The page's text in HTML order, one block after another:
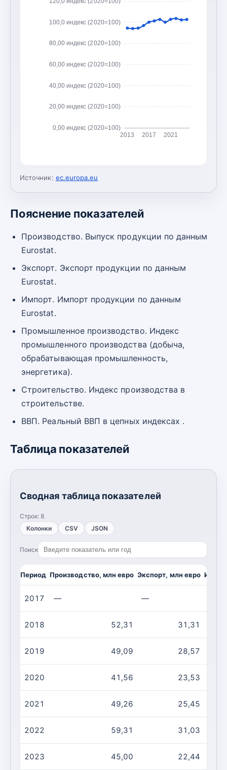
0,00 индекс (2020=100)
20,00 индекс (2020=100)
40,00 индекс (2020=100)
60,00 индекс (2020=100)
80,00 индекс (2020=100)
100,0 индекс (2020=100)
2013 2017 2021
Источник: ec.europa.eu
Пояснение показателей
Производство. Выпуск продукции по данным
Eurostat.
Экспорт. Экспорт продукции по данным
Eurostat.
Импорт. Импорт продукции по данным
Eurostat.
Промышленное производство. Индекс
промышленного производства (добыча,
обрабатывающая промышленность,
энергетика).
Строительство. Индекс производства в
строительстве.
ВВП. Реальный ВВП в цепных индексах .
Таблица показателей
Сводная таблица показателей
Строк: 8
Колонки
CSV JSON
Поиск
Период Производство, млн евро Экспорт, млн евро
2017 — —
2018 52,31 31,31
2019 49,09 28,57
2020 41,56 23,53
2021 49,26 25,45
2022 59,31 31,03
2023 45,00 22,44